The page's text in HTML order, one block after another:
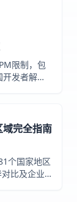
限制，包
发者解决
完全指南
个国家地区
比及企业